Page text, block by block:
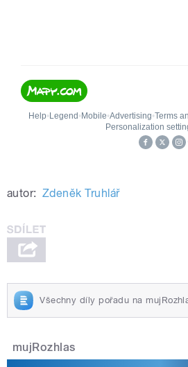
autor: Zdeněk Truhlář
Všechny díly pořadu na
mujRozhlas